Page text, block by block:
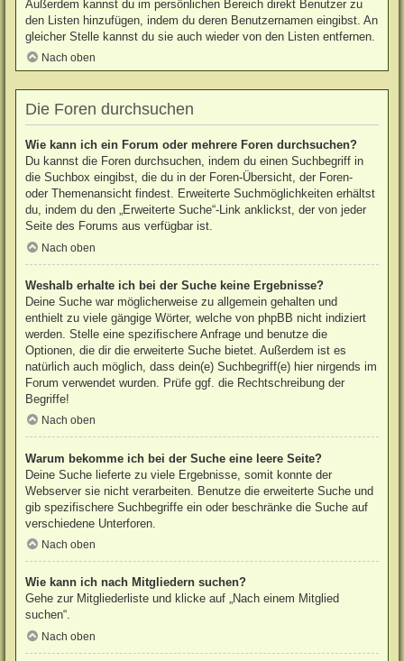
Außerdem kannst du im persönlichen Bereich direkt Benutzer zu
den Listen hinzufügen, indem du deren Benutzernamen eingibst. An
gleicher Stelle kannst du sie auch wieder von den Listen entfernen.
Nach oben
Die Foren durchsuchen
Wie kann ich ein Forum oder mehrere Foren durchsuchen?
Du kannst die Foren durchsuchen, indem du einen Suchbegriff in
die Suchbox eingibst, die du in der Foren-Übersicht, der Foren-
oder Themenansicht findest. Erweiterte Suchmöglichkeiten erhältst
du, indem du den „Erweiterte Suche“-Link anklickst, der von jeder
Seite des Forums aus verfügbar ist.
Nach oben
Weshalb erhalte ich bei der Suche keine Ergebnisse?
Deine Suche war möglicherweise zu allgemein gehalten und
enthielt zu viele gängige Wörter, welche von phpBB nicht indiziert
werden. Stelle eine spezifischere Anfrage und benutze die
Optionen, die dir die erweiterte Suche bietet. Außerdem ist es
natürlich auch möglich, dass dein(e) Suchbegriff(e) hier nirgends im
Forum verwendet wurden. Prüfe ggf. die Rechtschreibung der
Begriffe!
Nach oben
Warum bekomme ich bei der Suche eine leere Seite?
Deine Suche lieferte zu viele Ergebnisse, somit konnte der
Webserver sie nicht verarbeiten. Benutze die erweiterte Suche und
gib spezifischere Suchbegriffe ein oder beschränke die Suche auf
verschiedene Unterforen.
Nach oben
Wie kann ich nach Mitgliedern suchen?
Gehe zur Mitgliederliste und klicke auf „Nach einem Mitglied
suchen“.
Nach oben